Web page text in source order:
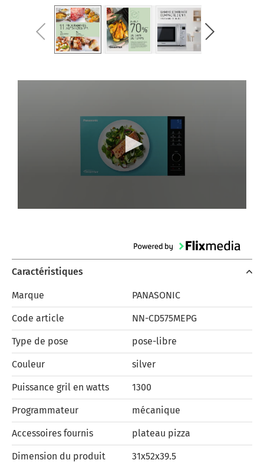
Caractéristiques
Marque PANASONIC
Code article NN-CD575MEPG
Type de pose pose-libre
Couleur silver
Puissance gril en watts 1300
Programmateur mécanique
Accessoires fournis plateau pizza
Dimension du produit
31x52x39.5